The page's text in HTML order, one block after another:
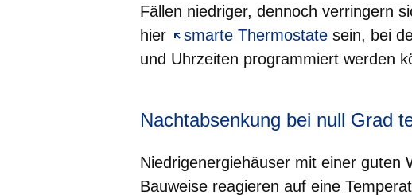
Fällen niedriger, dennoch verringern
hier
smarte Thermostate sein, bei
und Uhrzeiten programmiert werden
Nachtabsenkung bei null Grad
Niedrigenergiehäuser mit einer guten
Bauweise reagieren auf eine